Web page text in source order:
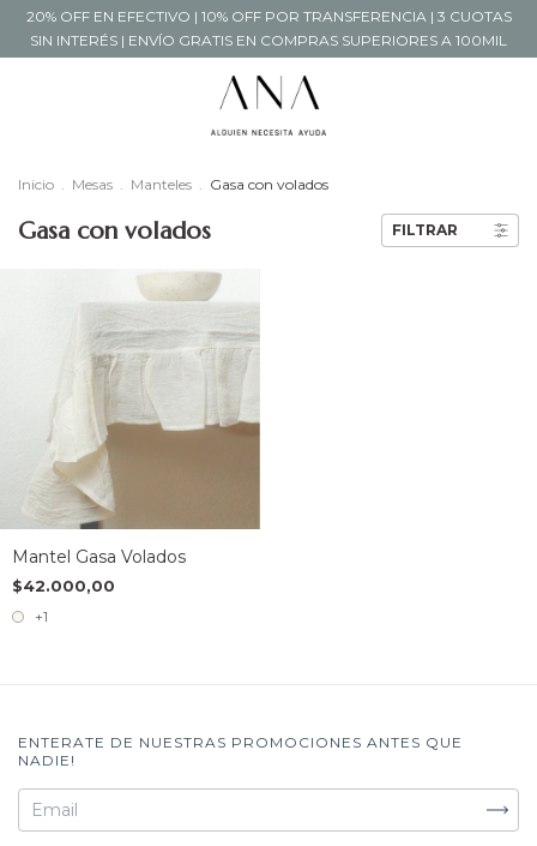
20% OFF EN EFECTIVO | 10% OFF POR TRANSFERENCIA | 3 CUOTAS
SIN INTERÉS | ENVÍO GRATIS EN COMPRAS SUPERIORES A 100MIL
Inicio . Mesas . Manteles . Gasa con volados
Gasa con volados FILTRAR
Mantel Gasa Volados
$42.000,00
+1
ENTERATE DE NUESTRAS PROMOCIONES ANTES QUE
NADIE!